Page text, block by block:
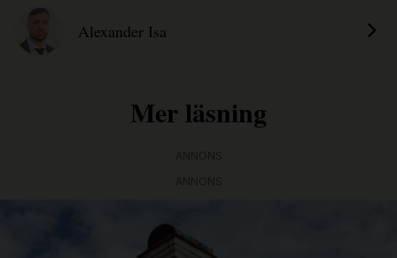
Alexander Isa
Mer läsning